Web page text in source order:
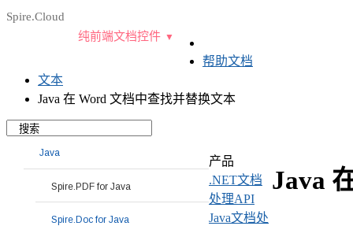
Spire.Cloud
纯前端文档控件
帮助文档
文本
Java 在 Word 文档中查找并替换文本
Java
Java
Spire.PDF for Java
Spire.Doc for Java
产品
.NET文档
处理API
Java文档处